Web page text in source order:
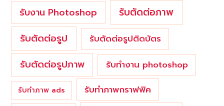
รับงาน Photoshop
รับตัดต่อภาพ
รับตัดต่อรูป
รับตัดต่อรูปติดบัตร
รับตัดต่อรูปภาพ รับทำงาน photoshop
รับทำภาพ ads รับทำภาพกราฟฟิค